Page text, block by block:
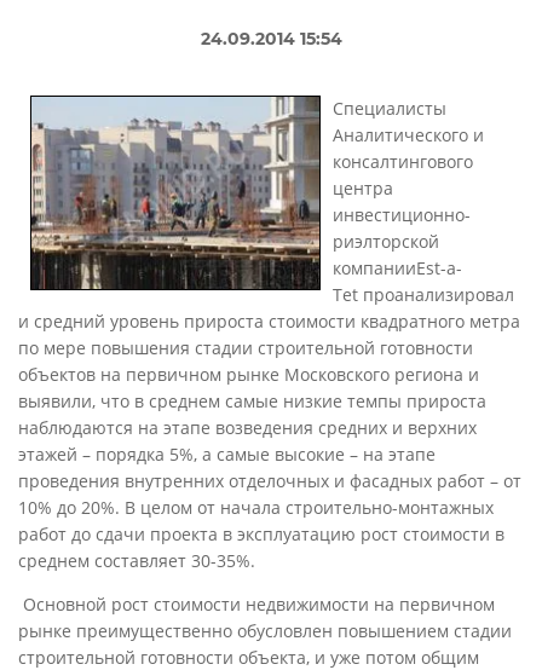
24.09.2014 15:54
Специалисты
Аналитического и
консалтингового
центра
инвестиционно-
риэлторской
компанииEst-a-
Tet проанализировал
и средний уровень прироста стоимости квадратного метра
по мере повышения стадии строительной готовности
объектов на первичном рынке Московского региона и
выявили, что в среднем самые низкие темпы прироста
наблюдаются на этапе возведения средних и верхних
этажей – порядка 5%, а самые высокие – на этапе
проведения внутренних отделочных и фасадных работ – от
10% до 20%. В целом от начала строительно-монтажных
работ до сдачи проекта в эксплуатацию рост стоимости в
среднем составляет 30-35%.
Основной рост стоимости недвижимости на первичном
рынке преимущественно обусловлен повышением стадии
строительной готовности объекта, и уже потом общим